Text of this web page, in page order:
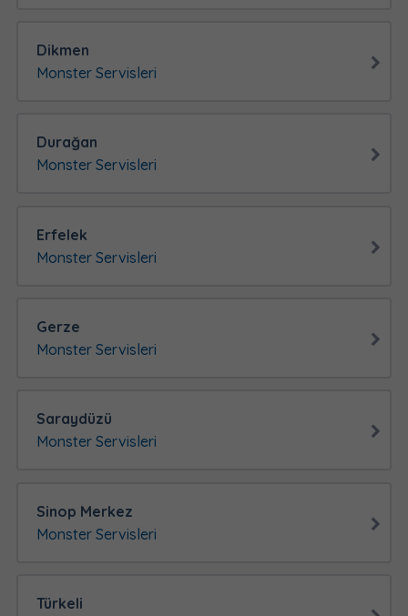
Dikmen
Monster Servisleri
Durağan
Monster Servisleri
Erfelek
Monster Servisleri
Gerze
Monster Servisleri
Saraydüzü
Monster Servisleri
Sinop Merkez
Monster Servisleri
Türkeli